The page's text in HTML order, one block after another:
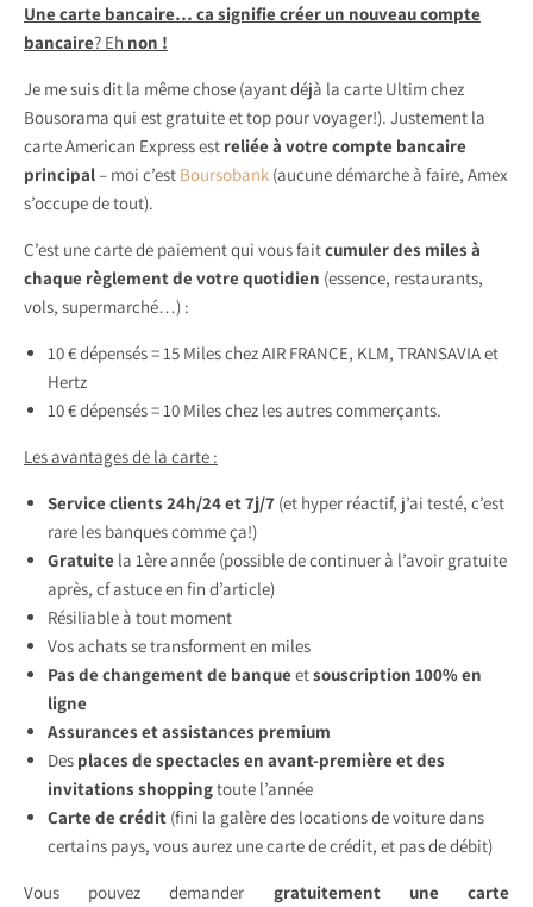
Une carte bancaire… ca signifie créer un nouveau compte
bancaire? Eh non !
Je me suis dit la même chose (ayant déjà la carte Ultim chez
Bousorama qui est gratuite et top pour voyager!). Justement la
carte American Express est reliée à votre compte bancaire
principal– moi c’est Boursobank (aucune démarche à faire, Amex
s’occupe de tout).
C’est une carte de paiement qui vous faitcumuler des miles à
chaque règlement de votre quotidien (essence, restaurants,
vols, supermarché…) :
10 € dépensés = 15 Miles chez AIR FRANCE, KLM, TRANSAVIA et
Hertz
10 € dépensés = 10 Miles chez les autres commerçants.
Les avantages de la carte :
Service clients 24h/24 et 7j/7 (et hyper réactif, j’ai testé, c’est
rare les banques comme ça!)
Gratuite la 1ère année (possible de continuer à l’avoir gratuite
après, cf astuce en fin d’article)
Résiliable à tout moment
Vos achats se transforment en miles
Pas de changement de banque etsouscription 100% en
ligne
Assurances et assistances premium
Des places de spectacles en avant-première et des
invitations shoppingtoute l’année
Carte de crédit (fini la galère des locations de voiture dans
certains pays, vous aurez une carte de crédit, et pas de débit)
Vous pouvez demander gratuitement une carte